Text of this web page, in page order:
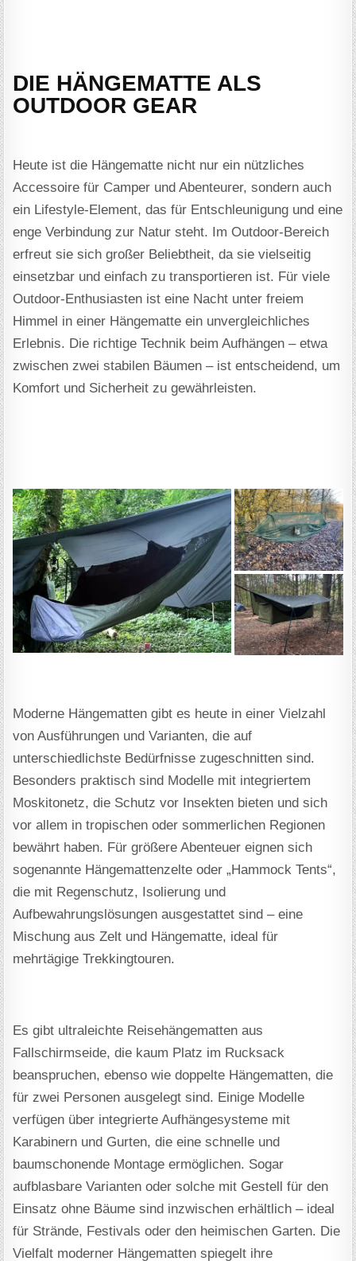
DIE HÄNGEMATTE ALS
OUTDOOR GEAR
Heute ist die Hängematte nicht nur ein nützliches
Accessoire für Camper und Abenteurer, sondern auch
ein Lifestyle-Element, das für Entschleunigung und eine
enge Verbindung zur Natur steht. Im Outdoor-Bereich
erfreut sie sich großer Beliebtheit, da sie vielseitig
einsetzbar und einfach zu transportieren ist. Für viele
Outdoor-Enthusiasten ist eine Nacht unter freiem
Himmel in einer Hängematte ein unvergleichliches
Erlebnis. Die richtige Technik beim Aufhängen – etwa
zwischen zwei stabilen Bäumen – ist entscheidend, um
Komfort und Sicherheit zu gewährleisten.
Moderne Hängematten gibt es heute in einer Vielzahl
von Ausführungen und Varianten, die auf
unterschiedlichste Bedürfnisse zugeschnitten sind.
Besonders praktisch sind Modelle mit integriertem
Moskitonetz, die Schutz vor Insekten bieten und sich
vor allem in tropischen oder sommerlichen Regionen
bewährt haben. Für größere Abenteuer eignen sich
sogenannte Hängemattenzelte oder „Hammock Tents“,
die mit Regenschutz, Isolierung und
Aufbewahrungslösungen ausgestattet sind – eine
Mischung aus Zelt und Hängematte, ideal für
mehrtägige Trekkingtouren.
Es gibt ultraleichte Reisehängematten aus
Fallschirmseide, die kaum Platz im Rucksack
beanspruchen, ebenso wie doppelte Hängematten, die
für zwei Personen ausgelegt sind. Einige Modelle
verfügen über integrierte Aufhängesysteme mit
Karabinern und Gurten, die eine schnelle und
baumschonende Montage ermöglichen. Sogar
aufblasbare Varianten oder solche mit Gestell für den
Einsatz ohne Bäume sind inzwischen erhältlich – ideal
für Strände, Festivals oder den heimischen Garten. Die
Vielfalt moderner Hängematten spiegelt ihre